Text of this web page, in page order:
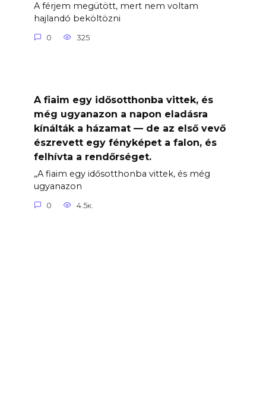
A férjem megütött, mert nem voltam
hajlandó beköltözni
0 325
A fiaim egy idősotthonba vittek, és
még ugyanazon a napon eladásra
kínálták a házamat — de az első vevő
észrevett egy fényképet a falon, és
felhívta a rendőrséget.
„A fiaim egy idősotthonba vittek, és még
ugyanazon
0 4.5к.